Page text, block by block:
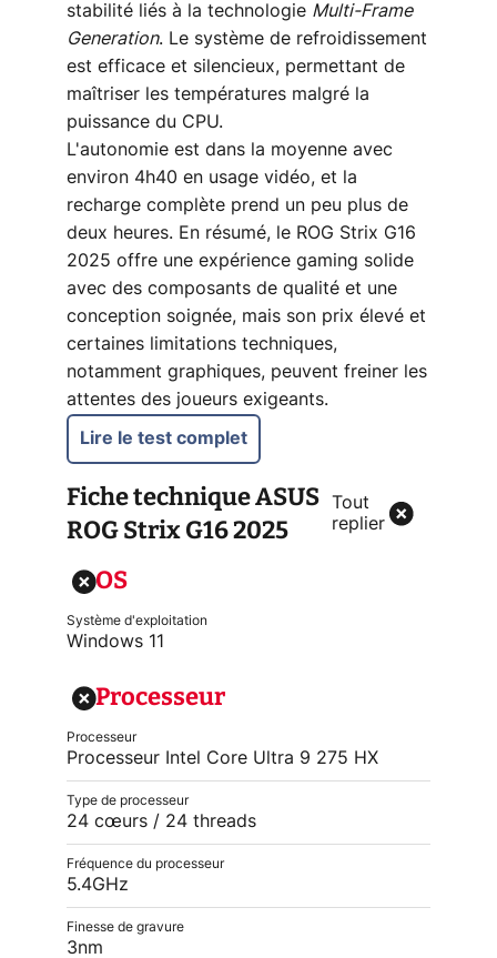
stabilité liés à la technologie Multi-Frame
Generation. Le système de refroidissement
est efficace et silencieux, permettant de
maîtriser les températures malgré la
puissance du CPU.
L'autonomie est dans la moyenne avec
environ 4h40 en usage vidéo, et la
recharge complète prend un peu plus de
deux heures. En résumé, le ROG Strix G16
2025 offre une expérience gaming solide
avec des composants de qualité et une
conception soignée, mais son prix élevé et
certaines limitations techniques,
notamment graphiques, peuvent freiner les
attentes des joueurs exigeants.
Lire le test complet
Fiche techniqueASUS
ROG Strix G16 2025
Tout
replier
OS
Système d'exploitation
Windows 11
Processeur
Processeur
Processeur Intel Core Ultra 9 275 HX
Type de processeur
24 cœurs / 24 threads
Fréquence du processeur
5.4GHz
Finesse de gravure
3nm